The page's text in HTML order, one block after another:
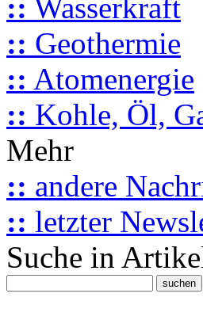
:: Wasserkraft
:: Geothermie
:: Atomenergie
:: Kohle, Öl,
Mehr
:: andere
:: letzter
Suche in